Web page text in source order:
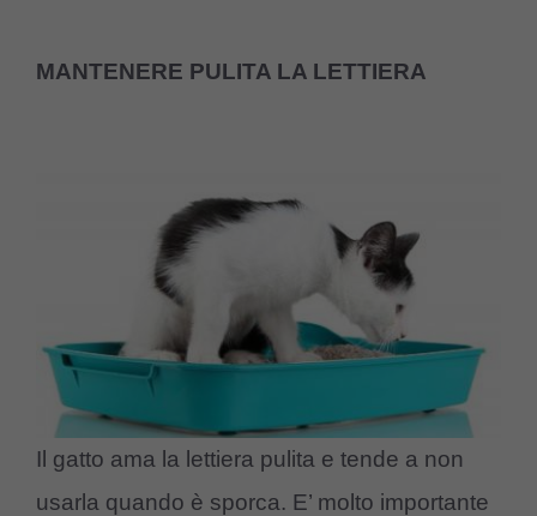
MANTENERE PULITA LA LETTIERA
Il gatto ama la lettiera pulita e tende a non
usarla quando è sporca. E’ molto importante